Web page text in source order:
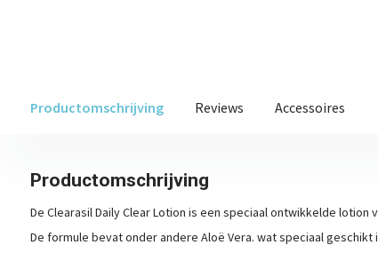
Productomschrijving Reviews Accessoires
Productomschrijving
De Clearasil Daily Clear Lotion is een speciaal ontwikkelde
De formule bevat onder andere Aloë Vera. wat speciaal